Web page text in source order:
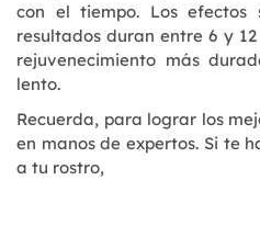
con el tiempo. Los
resultados duran entre 6 y
rejuvenecimiento más
lento.
Recuerda, para lograr los
en manos de expertos. Si te
a tu rostro,